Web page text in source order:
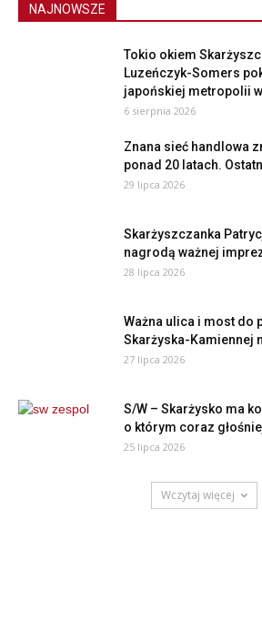
NAJNOWSZE
Tokio okiem
Luzeńczyk-Somers
japońskiej metropolii
6 sierpnia 2026
Znana sieć handlowa
ponad 20 latach.
29 lipca 2026
Skarżyszczanka
nagrodą ważnej
28 lipca 2026
Ważna ulica i most do
Skarżyska-Kamiennej
27 lipca 2026
S/W – Skarżysko ma
o którym coraz
25 lipca 2026
Wczytaj więcej